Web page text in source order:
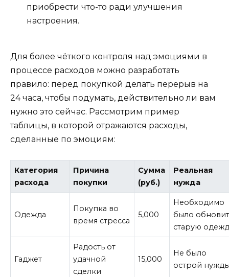
приобрести что-то ради улучшения
настроения.
Для более чёткого контроля над эмоциями в
процессе расходов можно разработать
правило: перед покупкой делать перерыв на
24 часа, чтобы подумать, действительно ли вам
нужно это сейчас. Рассмотрим пример
таблицы, в которой отражаются расходы,
сделанные по эмоциям:
Категория
расхода
Причина
покупки
Сумма
(руб.)
Реальная
нужда
Одежда
Покупка во
время стресса
5,000
Необходимо
было
старую
Гаджет
Радость от
удачной
сделки
15,000
Не было
острой